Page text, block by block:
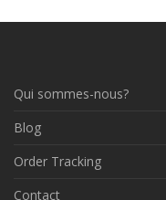
Qui sommes-nous?
Blog
Order Tracking
Contact